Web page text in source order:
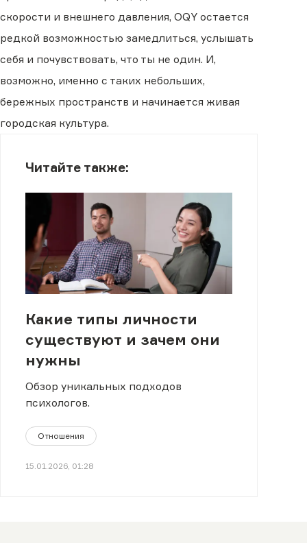
скорости и внешнего давления, OQY остается
редкой возможностью замедлиться, услышать
себя и почувствовать, что ты не один. И,
возможно, именно с таких небольших,
бережных пространств и начинается живая
городская культура.
Читайте также:
Какие типы личности
существуют и зачем они
нужны
Обзор уникальных подходов
психологов.
Отношения
15.01.2026, 01:28